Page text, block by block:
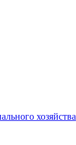
хозяйства